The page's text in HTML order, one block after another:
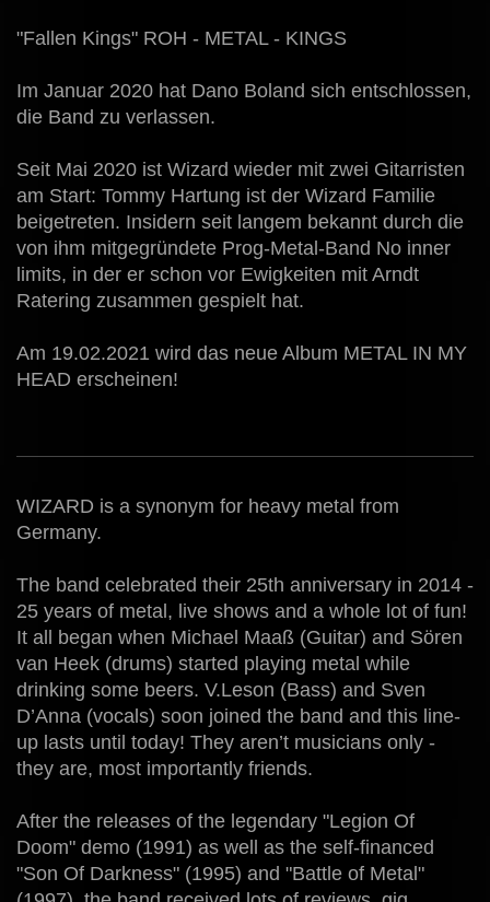
"Fallen Kings" ROH - METAL - KINGS
Im Januar 2020 hat Dano Boland sich entschlossen,
die Band zu verlassen.
Seit Mai 2020 ist Wizard wieder mit zwei Gitarristen
am Start: Tommy Hartung ist der Wizard Familie
beigetreten. Insidern seit langem bekannt durch die
von ihm mitgegründete Prog-Metal-Band No inner
limits, in der er schon vor Ewigkeiten mit Arndt
Ratering zusammen gespielt hat.
Am 19.02.2021 wird das neue Album METAL IN MY
HEAD erscheinen!
WIZARD is a synonym for heavy metal from
Germany.
The band celebrated their 25th anniversary in 2014 -
25 years of metal, live shows and a whole lot of fun!
It all began when Michael Maaß (Guitar) and Sören
van Heek (drums) started playing metal while
drinking some beers. V.Leson (Bass) and Sven
D’Anna (vocals) soon joined the band and this line-
up lasts until today! They aren’t musicians only -
they are, most importantly friends.
After the releases of the legendary "Legion Of
Doom" demo (1991) as well as the self-financed
"Son Of Darkness" (1995) and "Battle of Metal"